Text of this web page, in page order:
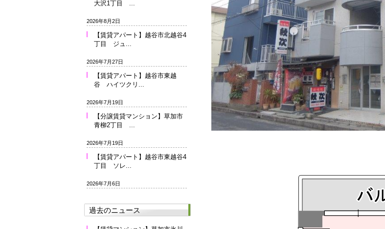
大沢1丁目 ...
2026年8月2日
【賃貸アパート】越谷市北越谷4
丁目 ジュ...
2026年7月27日
【賃貸アパート】越谷市東越
谷 ハイツクリ...
2026年7月19日
【分譲賃貸マンション】草加市
青柳2丁目 ...
2026年7月19日
【賃貸アパート】越谷市東越谷4
丁目 ソレ...
2026年7月6日
過去のニュース